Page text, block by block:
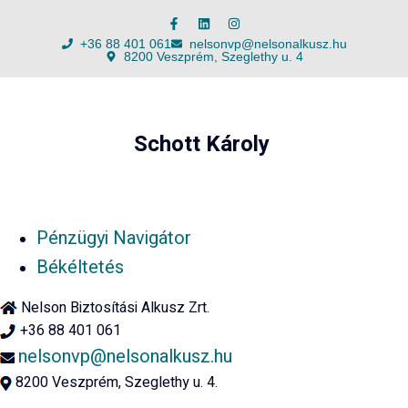
+36 88 401 061
nelsonvp@nelsonalkusz.hu
8200 Veszprém, Szeglethy u. 4
Schott Károly
Pénzügyi Navigátor
Békéltetés
Nelson Biztosítási Alkusz Zrt.
+36 88 401 061
nelsonvp@nelsonalkusz.hu
8200 Veszprém, Szeglethy u. 4.